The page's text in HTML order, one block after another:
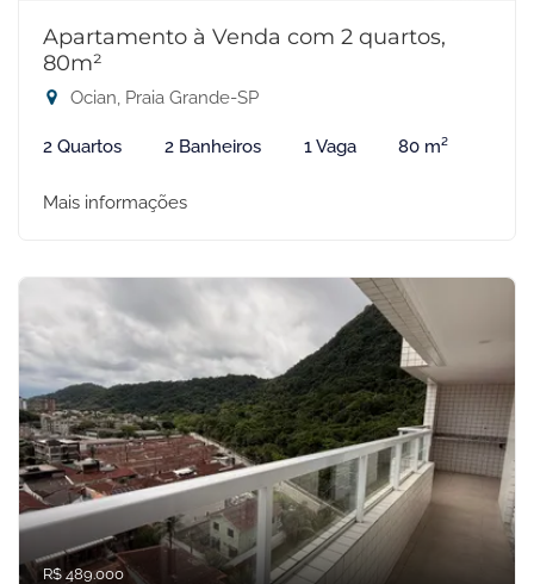
Apartamento à Venda com 2 quartos,
80m²
Ocian, Praia Grande-SP
2 Quartos 2 Banheiros 1 Vaga 80 m²
Mais informações
R$ 489.000